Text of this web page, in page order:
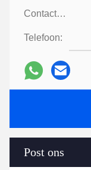
Contactpersonen:
Telefoon:
Post ons